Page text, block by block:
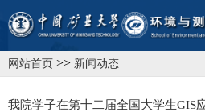
网站首页 >> 新闻动态
我院学子在第十二届全国大学生GIS